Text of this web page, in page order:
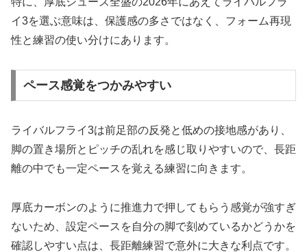
イ3を選ぶ意味は、保護感の多さではなく、フォーム再現
性と練習の使い分けにあります。
ペース感覚をつかみやすい
ライバルフライ3は前足部の反発と低めの接地感があり、
脚の置き場所とピッチの乱れを感じ取りやすいので、長距
離の中でも一定ペースを覚える練習に向きます。
厚底カーボンのように推進力で押してもらう感覚が強すぎ
ないため、設定ペースを自分の脚で刻めているかどうかを
確認しやすい点は、長距離練習で意外に大きな利点です。